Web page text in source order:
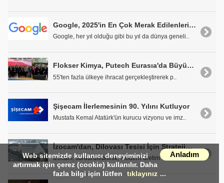
Google, 2025'in En Çok Merak Edilenlerini Açıkladı
Google, her yıl olduğu gibi bu yıl da dünya geneli..
Flokser Kimya, Putech Eurasıa'da Büyük İlgi Gördü
55'ten fazla ülkeye ihracat gerçekleştirerek p..
Şişecam İlerlemesinin 90. Yılını Kutluyor
Mustafa Kemal Atatürk'ün kurucu vizyonu ve imz..
İzocam'dan, Dilovası Tesisi İçin Stratejik Karar
İzocam, sürdürülebilirlik, modern üretim ve veriml..
Anladım
Web sitemizde kullanıcı deneyiminizi
artırmak için çerez (cookie) kullanılır. Daha
fazla bilgi için lütfen
tıklayınız ...